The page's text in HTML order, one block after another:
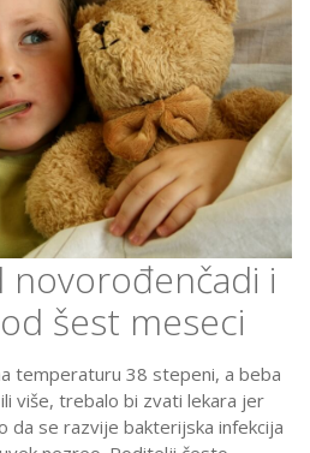
novorođenčadi i
šest meseci
temperaturu 38 stepeni, a beba
više, trebalo bi zvati lekara jer
da se razvije bakterijska infekcija